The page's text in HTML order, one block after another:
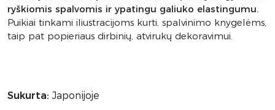
ryškiomis spalvomis ir ypatingu galiuko elastingumu.
Puikiai tinkami iliustracijoms kurti, spalvinimo knygelėms,
taip pat popieriaus dirbinių, atvirukų dekoravimui.
Sukurta: Japonijoje